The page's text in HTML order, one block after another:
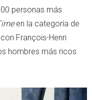
personas más
en la categoría de
François-Henri
hombres más ricos